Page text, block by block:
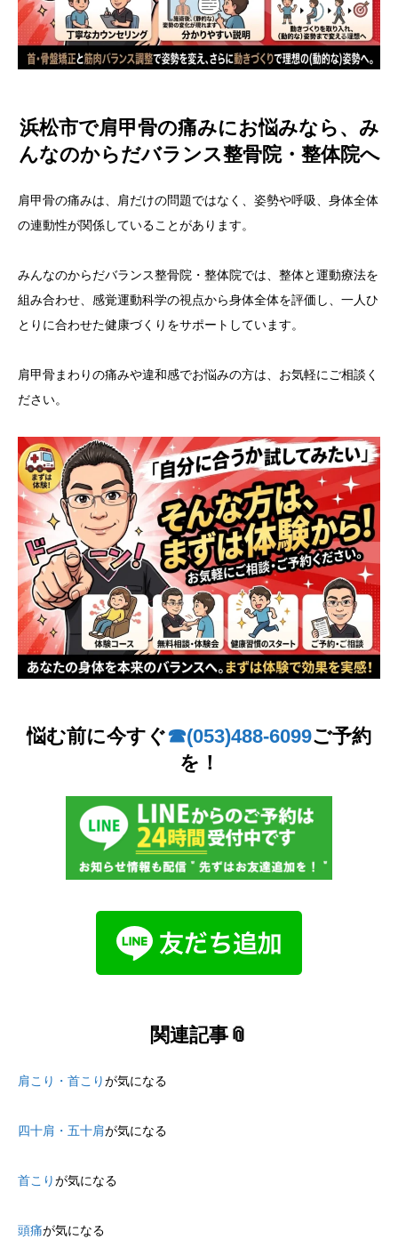
浜松市で肩甲骨の痛みにお悩みなら、み
んなのからだバランス整骨院・整体院へ
肩甲骨の痛みは、肩だけの問題ではなく、姿勢や呼吸、身体全体
の連動性が関係していることがあります。
みんなのからだバランス整骨院・整体院では、整体と運動療法を
組み合わせ、感覚運動科学の視点から身体全体を評価し、一人ひ
とりに合わせた健康づくりをサポートしています。
肩甲骨まわりの痛みや違和感でお悩みの方は、お気軽にご相談く
ださい。
悩む前に今すぐ☎︎(053)488-6099ご予約
を！
関連記事📎
肩こり・首こりが気になる
四十肩・五十肩が気になる
首こりが気になる
頭痛が気になる